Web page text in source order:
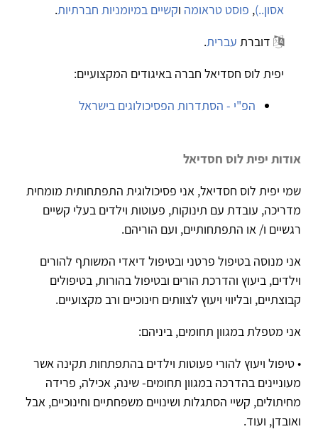
אסון..), פוסט טראומה וקשיים במיומניות חברתיות.
דוברת עברית.
יפית לוס חסדיאל חברה באיגודים המקצועיים:
הפ"י - הסתדרות הפסיכולוגים בישראל
אודות יפית לוס חסדיאל
שמי יפית לוס חסדיאל, אני פסיכולוגית התפתחותית מומחית
מדריכה, עובדת עם תינוקות, פעוטות וילדים בעלי קשיים
רגשיים ו/ או התפתחותיים, ועם הוריהם.
אני מנוסה בטיפול פרטני ובטיפול דיאדי המשותף להורים
וילדים, ביעוץ והדרכת הורים ובטיפול בהורות, בטיפולים
קבוצתיים, ובליווי ויעוץ לצוותים חינוכיים ורב מקצועיים.
אני מטפלת במגוון תחומים, ביניהם:
• טיפול ויעוץ להורי פעוטות וילדים בהתפתחות תקינה אשר
מעוניינים בהדרכה במגוון תחומים- שינה, אכילה, פרידה
מחיתולים, קשיי הסתגלות ושינויים משפחתיים וחינוכיים, אבל
ואובדן, ועוד.